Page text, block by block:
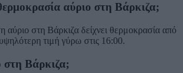
αύριο στη Βάρκιζα;
στη Βάρκιζα δείχνει θερμοκρασία από
τιμή γύρω στις 16:00.
στη Βάρκιζα;